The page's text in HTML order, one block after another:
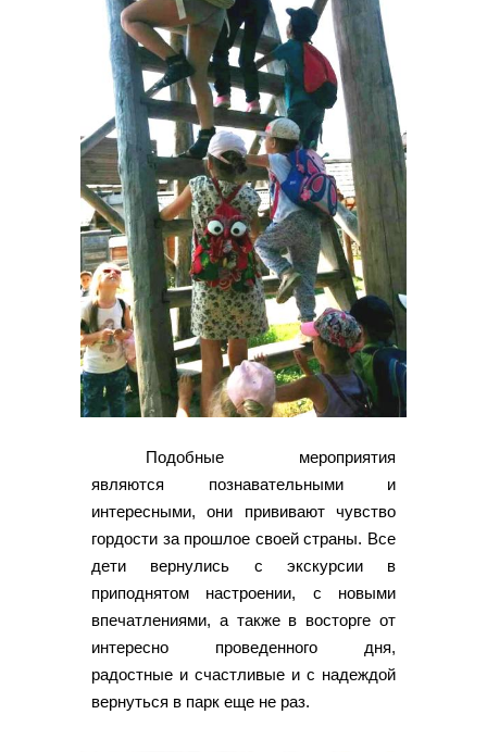
Подобные мероприятия
являются познавательными и
интересными, они прививают чувство
гордости за прошлое своей страны. Все
дети вернулись с экскурсии в
приподнятом настроении, с новыми
впечатлениями, а также в восторге от
интересно проведенного дня,
радостные и счастливые и с надеждой
вернуться в парк еще не раз.